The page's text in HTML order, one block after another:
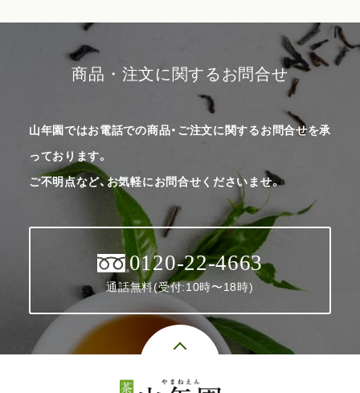
商品・注文に関するお問合せ
山年園ではお電話での商品・ご注文に関するお問合せを承
っております。
ご不明点など、お気軽にお問合せくださいませ。
0120-22-4663
通話無料(受付:10時〜18時)